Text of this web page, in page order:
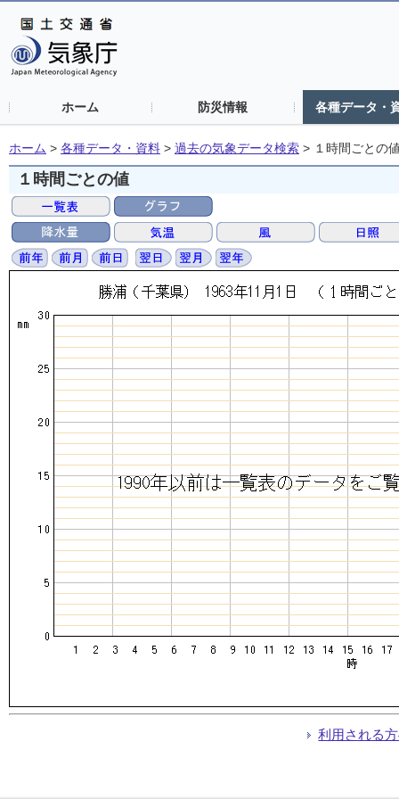
ホーム 防災情報 各種データ・
ホーム > 各種データ・資料 > 過去の気象データ検索 > １時間ごとの
１時間ごとの値
利用される